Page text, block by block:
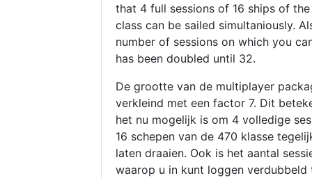
that 4 full sessions of 16 ships of
class can be sailed simultaniously.
number of sessions on which you
has been doubled until 32.
De grootte van de multiplayer
verkleind met een factor 7. Dit
het nu mogelijk is om 4 volledige
16 schepen van de 470 klasse
laten draaien. Ook is het aantal
waarop u in kunt loggen verdubbeld